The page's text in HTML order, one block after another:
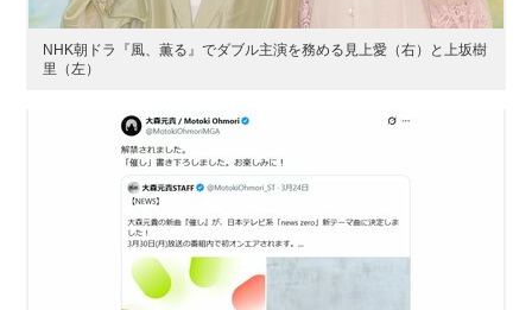
NHK朝ドラ『風、薫る』でダブル主演を務める見上愛（右）と上坂樹
里（左）